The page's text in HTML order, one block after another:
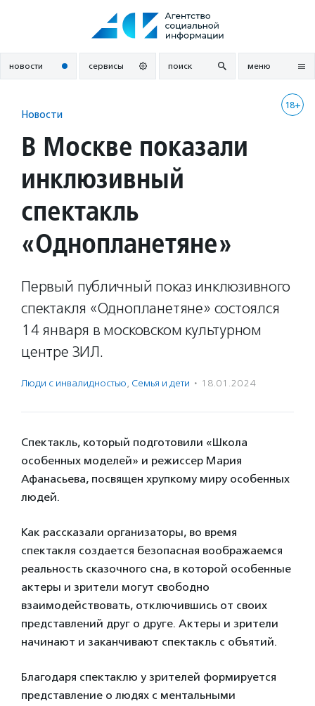
новости сервисы поиск меню
18+
Новости
В Москве показали
инклюзивный
спектакль
«Однопланетяне»
Первый публичный показ инклюзивного
спектакля «Однопланетяне» состоялся
14 января в московском культурном
центре ЗИЛ.
Люди с инвалидностью, Семья и дети · 18.01.2024
Спектакль, который подготовили «Школа
особенных моделей» и режиссер Мария
Афанасьева, посвящен хрупкому миру особенных
людей.
Как рассказали организаторы, во время
спектакля создается безопасная воображаемся
реальность сказочного сна, в которой особенные
актеры и зрители могут свободно
взаимодействовать, отключившись от своих
представлений друг о друге. Актеры и зрители
начинают и заканчивают спектакль с объятий.
Благодаря спектаклю у зрителей формируется
представление о людях с ментальными